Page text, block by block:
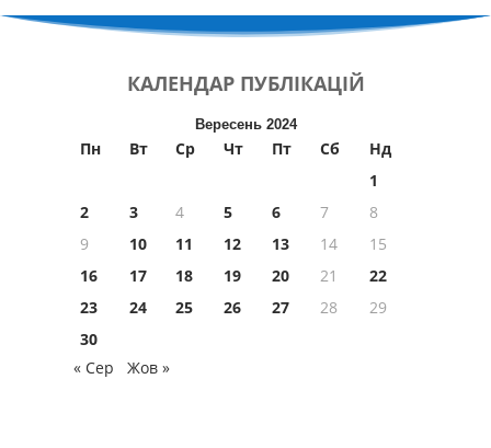
КАЛЕНДАР ПУБЛІКАЦІЙ
Вересень 2024
Пн Вт Ср Чт Пт Сб
Нд
1
2
3 4 5 6 7
8
9
10 11 12 13 14
15
16
17 18 19 20 21
22
23
24 25 26 27 28
29
30
« Сер
Жов »